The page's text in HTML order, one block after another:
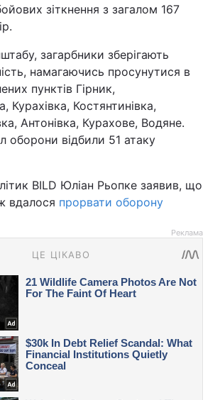
зіткнення з загалом 167
загарбники зберігають
намагаючись просунутися в
пунктів Гірник,
Курахівка, Костянтинівка,
Антонівка, Курахове, Водяне.
оборони відбили 51 атаку
BILD Юліан Рьопке заявив, що
вдалося прорвати оборону
Реклама